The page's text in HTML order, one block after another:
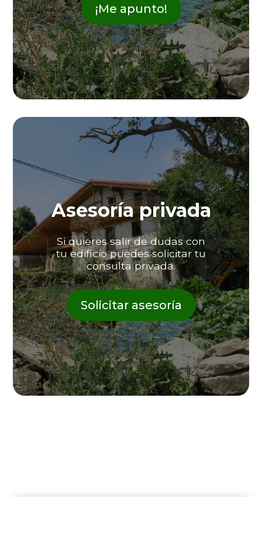
¡Me apunto!
Asesoría privada
Si quieres salir de dudas con
tu edificio puedes solicitar tu
consulta privada.
Solicitar asesoría